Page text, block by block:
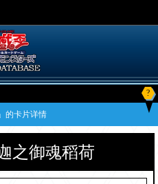
?
的卡片详情
之御魂稻荷